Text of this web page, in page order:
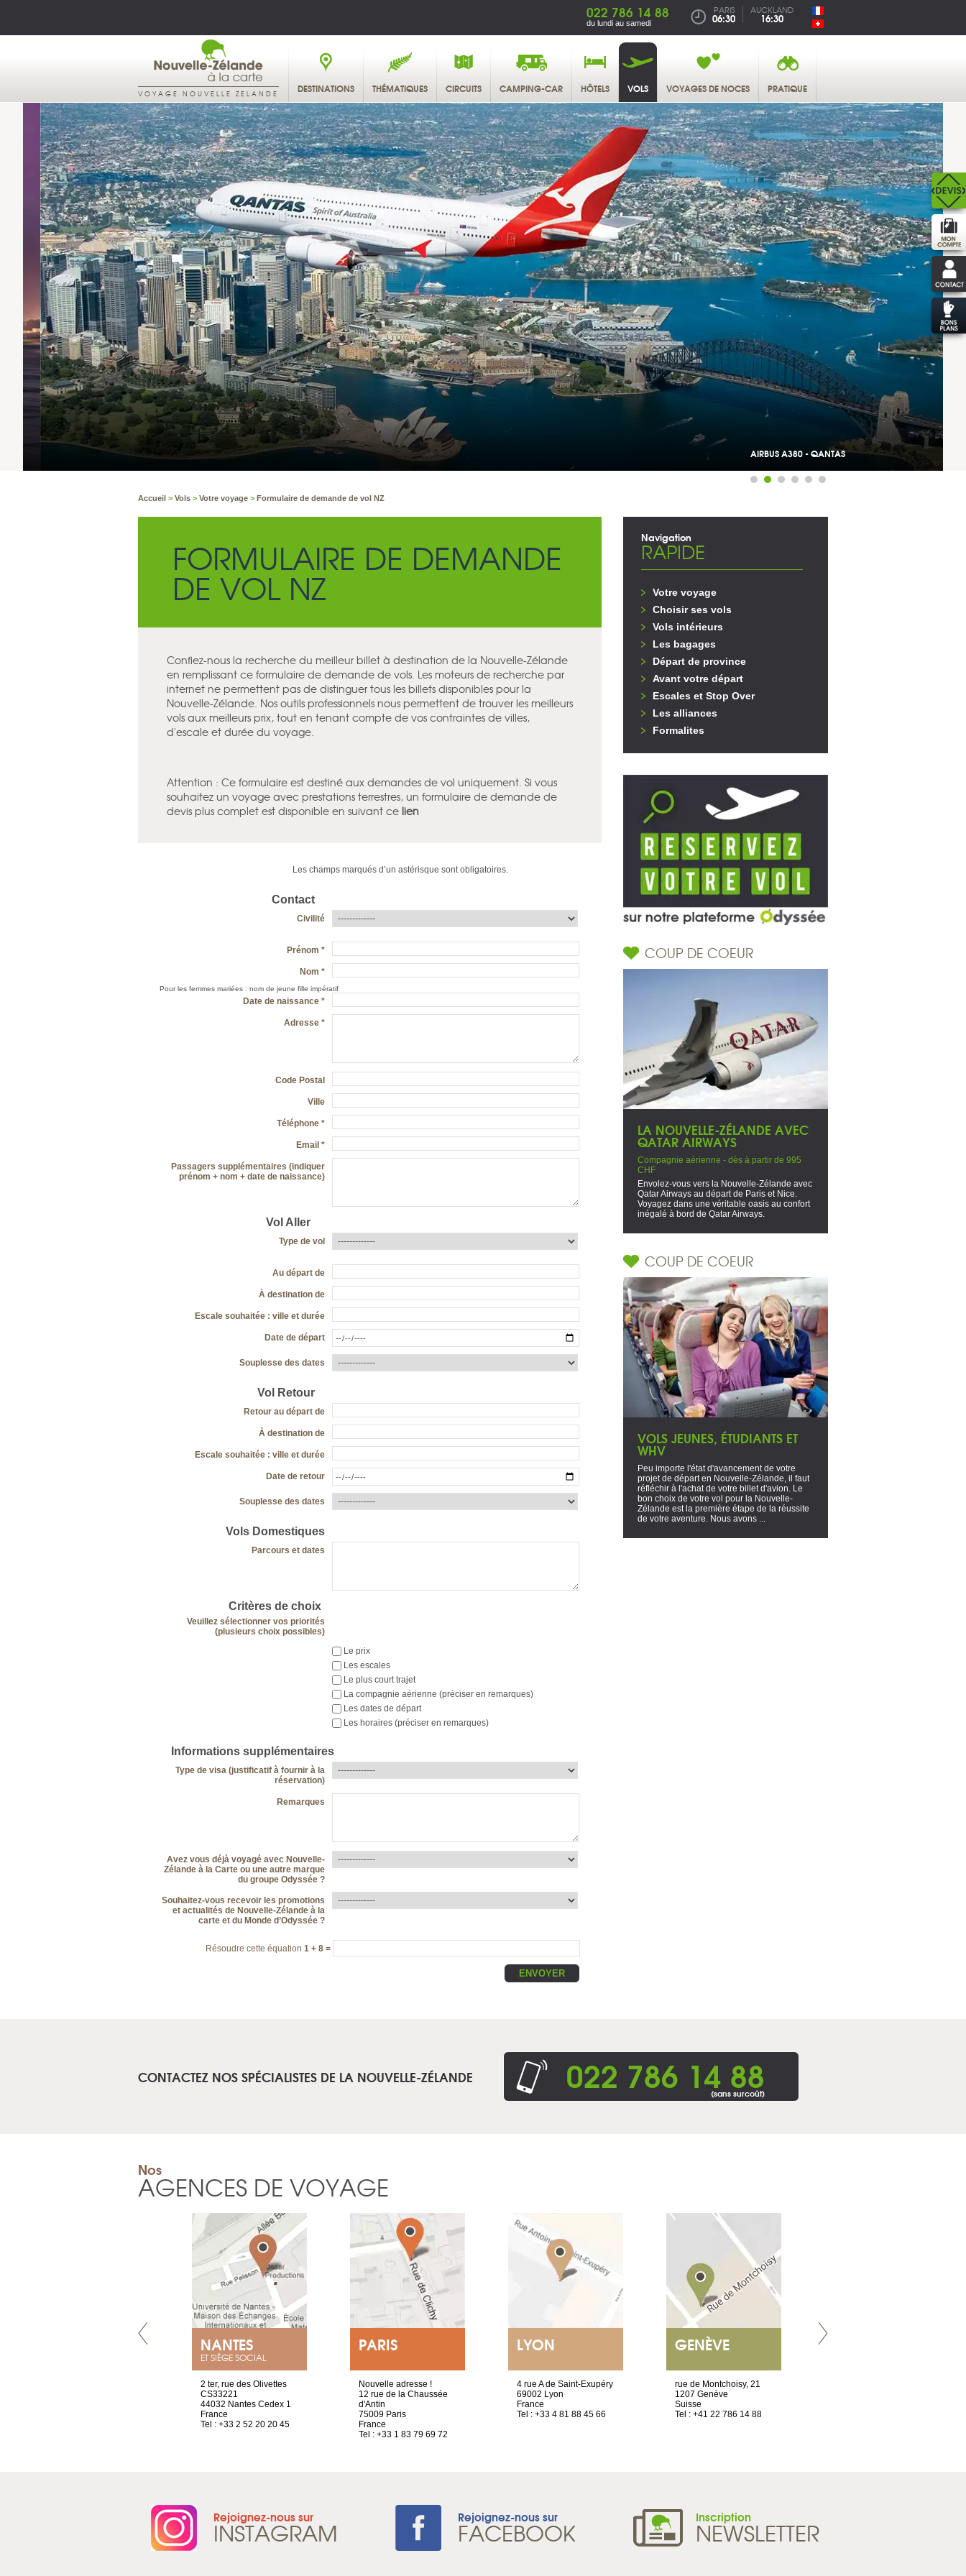
022 786 14 88
du lundi au samedi
PARIS
06:30
AUCKLAND
16:30
VOYAGE NOUVELLE ZELANDE DESTINATIONS THÉMATIQUES CIRCUITS CAMPING-CAR HÔTELS VOLS VOYAGES DE NOCES PRATIQUE
AIRBUS A380 - QANTAS
Accueil > Vols > Votre voyage > Formulaire de demande de vol NZ
FORMULAIRE DE DEMANDE
DE VOL NZ
Confiez-nous la recherche du meilleur billet à destination de la Nouvelle-Zélande
en remplissant ce formulaire de demande de vols. Les moteurs de recherche par
internet ne permettent pas de distinguer tous les billets disponibles pour la
Nouvelle-Zélande. Nos outils professionnels nous permettent de trouver les meilleurs
vols aux meilleurs prix, tout en tenant compte de vos contraintes de villes,
d'escale et durée du voyage.
Attention : Ce formulaire est destiné aux demandes de vol uniquement. Si vous
souhaitez un voyage avec prestations terrestres, un formulaire de demande de
devis plus complet est disponible en suivant ce lien
Les champs marqués d’un astérisque sont obligatoires.
Contact
Civilité
Prénom *
Nom *
Pour les femmes mariées : nom de jeune fille impératif
Date de naissance *
Adresse *
Code Postal
Ville
Téléphone *
Email *
Passagers supplémentaires (indiquer
prénom + nom + date de naissance)
Vol Aller
Type de vol
Au départ de
À destination de
Escale souhaitée : ville et durée
Date de départ
Souplesse des dates
Vol Retour
Retour au départ de
À destination de
Escale souhaitée : ville et durée
Date de retour
Souplesse des dates
Vols Domestiques
Parcours et dates
Critères de choix
Veuillez sélectionner vos priorités
(plusieurs choix possibles)
Le prix
Les escales
Le plus court trajet
La compagnie aérienne (préciser en remarques)
Les dates de départ
Les horaires (préciser en remarques)
Informations supplémentaires
Type de visa (justificatif à fournir à la
réservation)
Remarques
Avez vous déjà voyagé avec Nouvelle-
Zélande à la Carte ou une autre marque
du groupe Odyssée ?
Souhaitez-vous recevoir les promotions
et actualités de Nouvelle-Zélande à la
carte et du Monde d’Odyssée ?
Résoudre cette équation 1 + 8 =
Navigation
RAPIDE
Votre voyage
Choisir ses vols
Vols intérieurs
Les bagages
Départ de province
Avant votre départ
Escales et Stop Over
Les alliances
Formalites
COUP DE COEUR
LA NOUVELLE-ZÉLANDE AVEC
QATAR AIRWAYS
Compagnie aérienne - dès à partir de 995
CHF
Envolez-vous vers la Nouvelle-Zélande avec
Qatar Airways au départ de Paris et Nice.
Voyagez dans une véritable oasis au confort
inégalé à bord de Qatar Airways.
COUP DE COEUR
VOLS JEUNES, ÉTUDIANTS ET
WHV
Peu importe l'état d'avancement de votre
projet de départ en Nouvelle-Zélande, il faut
réfléchir à l'achat de votre billet d'avion. Le
bon choix de votre vol pour la Nouvelle-
Zélande est la première étape de la réussite
de votre aventure. Nous avons ...
CONTACTEZ NOS SPÉCIALISTES DE LA NOUVELLE-ZÉLANDE 022 786 14 88
(sans surcoût)
Nos
AGENCES DE VOYAGE
NANTES
ET SIÈGE SOCIAL
2 ter, rue des Olivettes
CS33221
44032 Nantes Cedex 1
France
Tel : +33 2 52 20 20 45
PARIS
Nouvelle adresse !
12 rue de la Chaussée
d'Antin
75009 Paris
France
Tel : +33 1 83 79 69 72
LYON
4 rue A de Saint-Exupéry
69002 Lyon
France
Tel : +33 4 81 88 45 66
GENÈVE
rue de Montchoisy, 21
1207 Genève
Suisse
Tel : +41 22 786 14 88
Rejoignez-nous sur
INSTAGRAM Rejoignez-nous sur
FACEBOOK Inscription
NEWSLETTER